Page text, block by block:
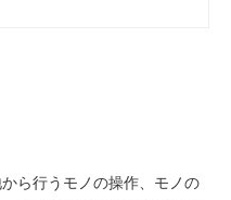
ら行うモノの操作、モノの